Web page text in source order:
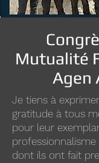
Mutualité
Agen
Je tiens à
gratitude à tous
pour leur
dont ils ont fait